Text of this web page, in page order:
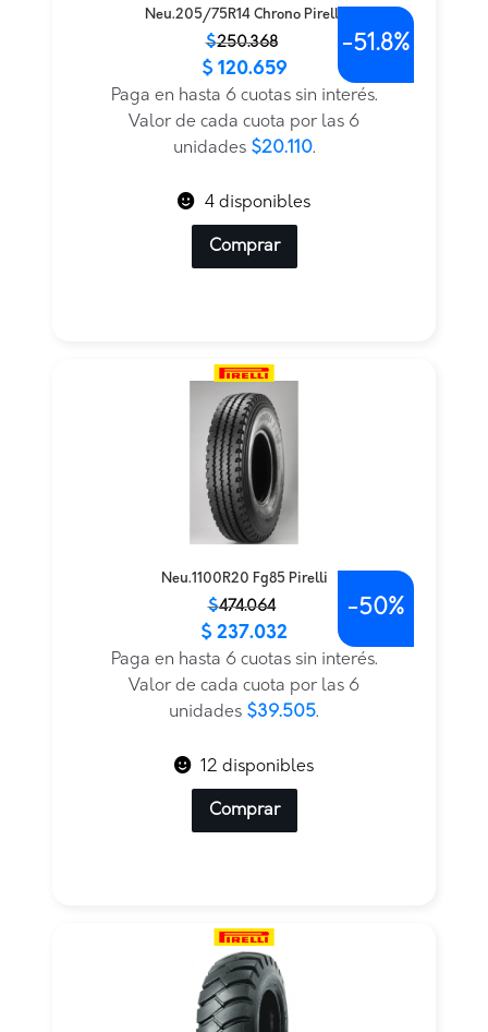
Neu.205/75R14 Chrono Pirelli
$250.368
original
actual
$ 120.659
Paga en hasta 6 cuotas sin interés.
Valor de cada cuota por las 6
unidades $20.110.
-51.8%
4 disponibles
Comprar
Neu.1100R20 Fg85 Pirelli
$474.064
original
actual
$237.032.
$ 237.032
Paga en hasta 6 cuotas sin interés.
Valor de cada cuota por las 6
unidades $39.505.
-50%
12 disponibles
Comprar